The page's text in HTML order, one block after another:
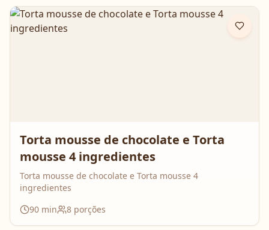
Torta mousse de chocolate e Torta
mousse 4 ingredientes
Torta mousse de chocolate e Torta mousse 4
ingredientes
90 min 8 porções